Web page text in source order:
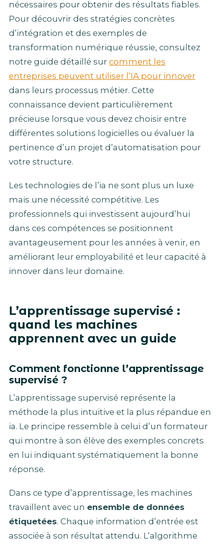
nécessaires pour obtenir des résultats fiables.
Pour découvrir des stratégies concrètes
d’intégration et des exemples de
transformation numérique réussie, consultez
notre guide détaillé sur comment les
entreprises peuvent utiliser l’IA pour innover
dans leurs processus métier. Cette
connaissance devient particulièrement
précieuse lorsque vous devez choisir entre
différentes solutions logicielles ou évaluer la
pertinence d’un projet d’automatisation pour
votre structure.
Les technologies de l’ia ne sont plus un luxe
mais une nécessité compétitive. Les
professionnels qui investissent aujourd’hui
dans ces compétences se positionnent
avantageusement pour les années à venir, en
améliorant leur employabilité et leur capacité à
innover dans leur domaine.
L’apprentissage supervisé :
quand les machines
apprennent avec un guide
Comment fonctionne l’apprentissage
supervisé ?
L’apprentissage supervisé représente la
méthode la plus intuitive et la plus répandue en
ia. Le principe ressemble à celui d’un formateur
qui montre à son élève des exemples concrets
en lui indiquant systématiquement la bonne
réponse.
Dans ce type d’apprentissage, les machines
travaillent avec un ensemble de données
étiquetées. Chaque information d’entrée est
associée à son résultat attendu. L’algorithme